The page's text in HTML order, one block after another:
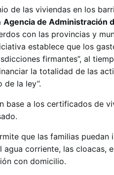
de las viviendas en los
Agencia de Administración
con las provincias y
establece que los
firmantes”, al
la totalidad de las
de la ley”.
base a los certificados de
que las familias puedan
corriente, las cloacas,
con domicilio.